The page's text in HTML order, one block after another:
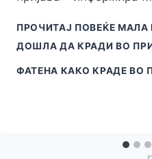
ПРОЧИТАЈ ПОВЕЌЕ МАЛА
ДОШЛА ДА КРАДИ ВО
ФАТЕНА КАКО КРАДЕ ВО